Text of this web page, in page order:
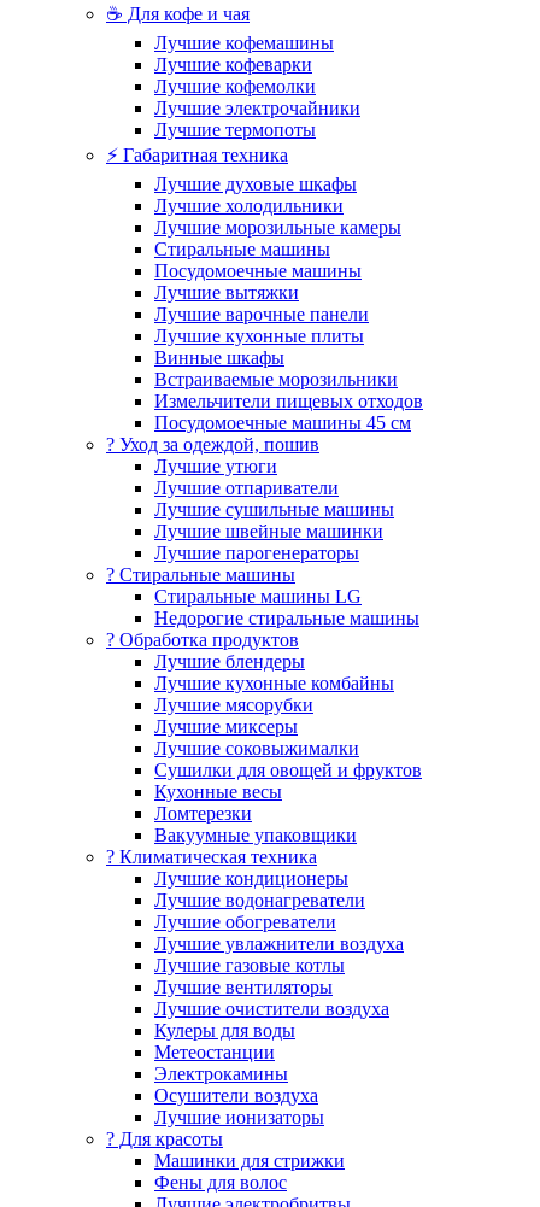
☕ Для кофе и чая
Лучшие кофемашины
Лучшие кофеварки
Лучшие кофемолки
Лучшие электрочайники
Лучшие термопоты
⚡ Габаритная техника
Лучшие духовые шкафы
Лучшие холодильники
Лучшие морозильные камеры
Стиральные машины
Посудомоечные машины
Лучшие вытяжки
Лучшие варочные панели
Лучшие кухонные плиты
Винные шкафы
Встраиваемые морозильники
Измельчители пищевых отходов
Посудомоечные машины 45 см
? Уход за одеждой, пошив
Лучшие утюги
Лучшие отпариватели
Лучшие сушильные машины
Лучшие швейные машинки
Лучшие парогенераторы
? Стиральные машины
Стиральные машины LG
Недорогие стиральные машины
? Обработка продуктов
Лучшие блендеры
Лучшие кухонные комбайны
Лучшие мясорубки
Лучшие миксеры
Лучшие соковыжималки
Сушилки для овощей и фруктов
Кухонные весы
Ломтерезки
Вакуумные упаковщики
?️ Климатическая техника
Лучшие кондиционеры
Лучшие водонагреватели
Лучшие обогреватели
Лучшие увлажнители воздуха
Лучшие газовые котлы
Лучшие вентиляторы
Лучшие очистители воздуха
Кулеры для воды
Метеостанции
Электрокамины
Осушители воздуха
Лучшие ионизаторы
? Для красоты
Машинки для стрижки
Фены для волос